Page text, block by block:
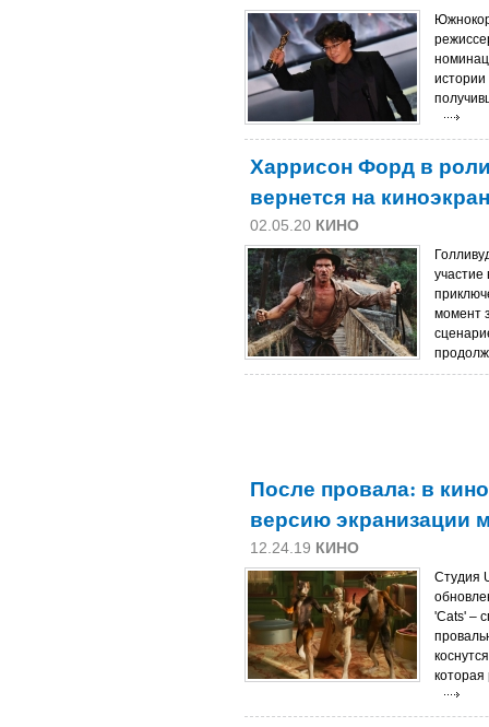
Харрисон Форд в
вернется на
02.05.20 КИНО
момент
После провала: в
версию экранизации
12.24.19 КИНО
Студия
'Cats' –
которая